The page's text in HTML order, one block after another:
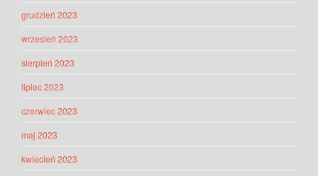
grudzień 2023
wrzesień 2023
sierpień 2023
lipiec 2023
czerwiec 2023
maj 2023
kwiecień 2023